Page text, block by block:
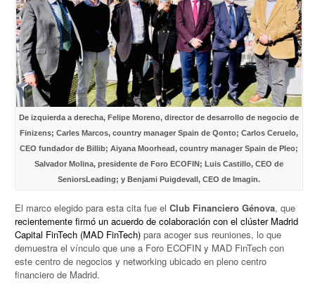
De izquierda a derecha, Felipe Moreno, director de desarrollo de negocio de
Finizens; Carles Marcos, country manager Spain de Qonto; Carlos Ceruelo,
CEO fundador de Billib; Aiyana Moorhead, country manager Spain de Pleo;
Salvador Molina, presidente de Foro ECOFIN; Luis Castillo, CEO de
SeniorsLeading; y Benjami Puigdevall, CEO de Imagin.
El marco elegido para esta cita fue el Club Financiero Génova, que
recientemente firmó un acuerdo de colaboración con el clúster Madrid
Capital FinTech (MAD FinTech) para acoger sus reuniones, lo que
demuestra el vínculo que une a Foro ECOFIN y MAD FinTech con
este centro de negocios y networking ubicado en pleno centro
financiero de Madrid.